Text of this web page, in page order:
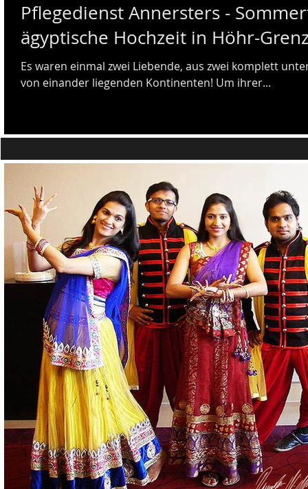
Pflegedienst Annersters -
ägyptische Hochzeit in Höhr-
Es waren einmal zwei Liebende, aus zwei komplett
von einander liegenden Kontinenten! Um ihrer...